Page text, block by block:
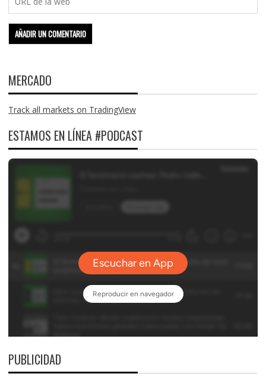
MERCADO
Track all markets on TradingView
ESTAMOS EN LÍNEA #PODCAST
PUBLICIDAD